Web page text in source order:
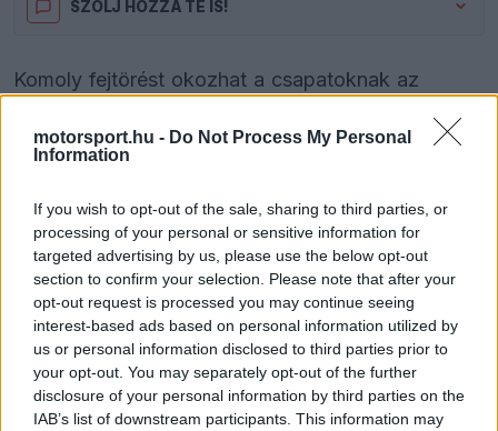
motorsport.hu - Do Not Process My Personal
Information
If you wish to opt-out of the sale, sharing to third parties, or
processing of your personal or sensitive information for
targeted advertising by us, please use the below opt-out
section to confirm your selection. Please note that after your
opt-out request is processed you may continue seeing
interest-based ads based on personal information utilized by
us or personal information disclosed to third parties prior to
your opt-out. You may separately opt-out of the further
disclosure of your personal information by third parties on the
IAB’s list of downstream participants. This information may
SZÓLJ HOZZÁ TE IS!
Komoly fejtörést okozhat a csapatoknak az
időjárás a hercegségben, a pénteki és szombati
kulcsfontosságú eseményekre ugyanis jelentős
szabadedzés alatt huszonöt fokos meleg várható,
ám a felhős égbolt mellett ötven százalék a
valószínűsége a kisebb esőzéseknek.
A rajthelyek sorsáról döntő szombati napon
szintén fennáll a veszélye annak, hogy vizes
pályán kell köröznie a mezőnynek. A hőmérő